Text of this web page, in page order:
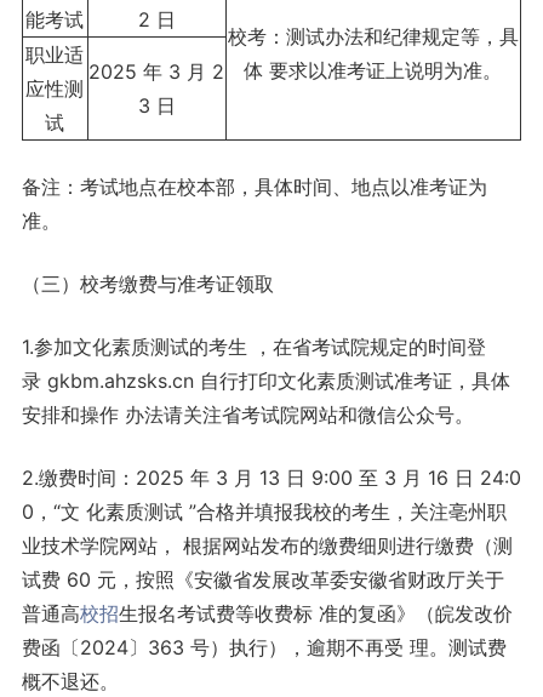
能考试
2 日
校考：测试办法和纪律规定等，具
体 要求以准考证上说明为准。
职业适
应性测
试
2025 年 3 月 2
3 日
备注：考试地点在校本部，具体时间、地点以准考证为
准。
（三）校考缴费与准考证领取
1.参加文化素质测试的考生 ，在省考试院规定的时间登
录 gkbm.ahzsks.cn 自行打印文化素质测试准考证，具体
安排和操作 办法请关注省考试院网站和微信公众号。
2.缴费时间：2025 年 3 月 13 日 9:00 至 3 月 16 日 24:0
0，“文 化素质测试 ”合格并填报我校的考生，关注亳州职
业技术学院网站， 根据网站发布的缴费细则进行缴费（测
试费 60 元，按照《安徽省发展改革委安徽省财政厅关于
普通高校招生报名考试费等收费标 准的复函》（皖发改价
费函〔2024〕363 号）执行），逾期不再受 理。测试费
概不退还。